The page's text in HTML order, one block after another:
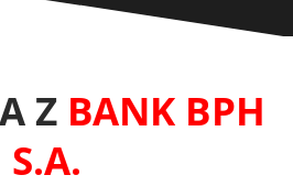
Z BANK BPH
S.A.